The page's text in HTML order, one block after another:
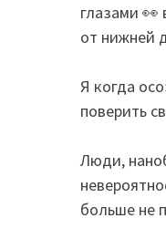
глазами 👀
от нижней
Я когда
поверить
Люди,
больше не